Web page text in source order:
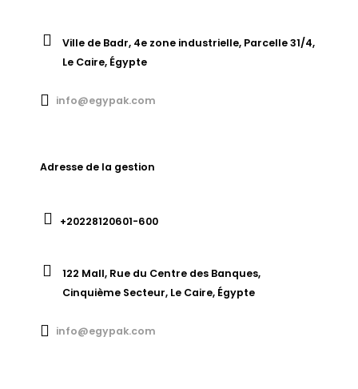
Ville de Badr, 4e zone industrielle, Parcelle 31/4,
Le Caire, Égypte
info@egypak.com
Adresse de la gestion
+20228120601-600
122 Mall, Rue du Centre des Banques,
Cinquième Secteur, Le Caire, Égypte
info@egypak.com